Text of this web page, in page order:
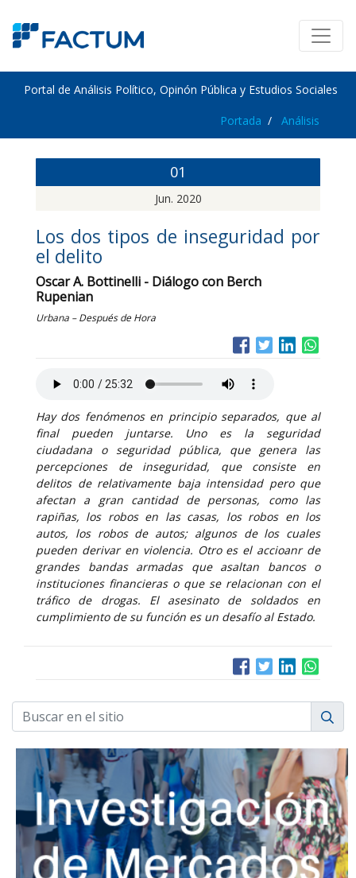
Portal de Análisis Político, Opinón Pública y Estudios Sociales
Portada Análisis
01
Jun. 2020
Los dos tipos de inseguridad por
el delito
Oscar A. Bottinelli - Diálogo con Berch
Rupenian
Urbana – Después de Hora
Hay dos fenómenos en principio separados, que al
final pueden juntarse. Uno es la seguridad
ciudadana o seguridad pública, que genera las
percepciones de inseguridad, que consiste en
delitos de relativamente baja intensidad pero que
afectan a gran cantidad de personas, como las
rapiñas, los robos en las casas, los robos en los
autos, los robos de autos; algunos de los cuales
pueden derivar en violencia. Otro es el accioanr de
grandes bandas armadas que asaltan bancos o
instituciones financieras o que se relacionan con el
tráfico de drogas. El asesinato de soldados en
cumplimiento de su función es un desafío al Estado.